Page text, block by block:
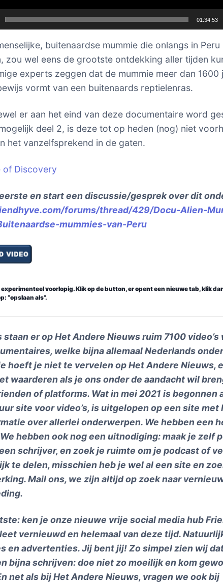
01:34:53
buitenaardse mummie die onlangs in Peru
zou wel eens de grootste ontdekking aller tijden
experts zeggen dat de mummie meer dan 1600
vormt van een buitenaards reptielenras.
er aan het eind van deze documentaire word
deel 2, is deze tot op heden (nog) niet
het vanzelfsprekend in de gaten.
of Discovery
en start een discussie/gesprek over dit
forums/thread/429/Docu-Alien-
mummies-van-Peru
experimenteel voorlopig. Klik op de button, er opent een nieuwe tab, klik
“opslaan als”.
staan er op Het Andere Nieuws ruim 7100 video’s
welke bijna allemaal Nederlands
hoeft je niet te vervelen op Het Andere Nieuws,
waarderen als je ons onder de aandacht wil
of platforms. Wat in mei 2021 is begonnen
site voor video’s, is uitgelopen op een site met
over allerlei onderwerpen. We hebben een
hebben ook nog een uitnodiging: maak je zelf
schrijver, en zoek je ruimte om je podcast of
te delen, misschien heb je wel al een site en
Mail ons, we zijn altijd op zoek naar
ken je onze nieuwe vrije social media hub
vernieuwd en helemaal van deze tijd.
en advertenties. Jij bent jij! Zo simpel zien wij
bijna schrijven: doe niet zo moeilijk en kom
net als bij Het Andere Nieuws, vragen we ook bij